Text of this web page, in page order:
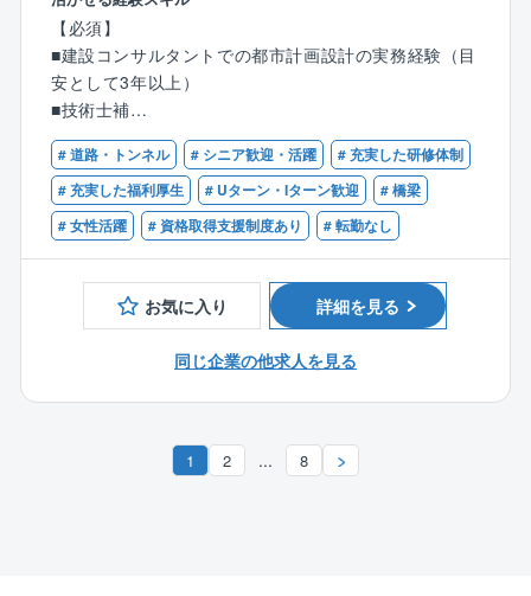
都市交通計画等、道路・交通やまちづくりに関する企
画・調査・計画 等
■就業環境について
現在の全社の残業時間平均は35時間です。同社ではこ
れまで外部コンサルの力も借りながら、残業時間の削
減に取り組んで参りました。
［1］生産性をあげること［2］クオリティをあげるこ
と［3］社員の成長実感を持つことの3点を重要視し、
社員全員で取り組むことで、大幅な残業削減に繋げら
れています。
システムで解決できる部分と、社員の意識改革で行う
の働きやすい環境に繋がっています。
同社は橋梁／下水道／小水力発電事業を中心に全国レ
ベルの高い技術力を発揮した県外展開の強化により、5
【必須】
■建設コンサルタントでの都市計画設計の実務経験（目
安として3年以上）
■技術士補
【歓迎】
※下記いずれかの資格をお持ちの方
■技術士（都市及び地方計画）
■RCCM
# 道路・トンネル # シニア歓迎・活躍
# 充実した研修体制
# 充実した福利厚生
# Uターン・Iターン歓迎
# 橋梁
# 女性活躍
# 資格取得支援制度あり # 転勤なし
お気に入り 詳細を見る
同じ企業の他求人を見る
1 2 ... 8